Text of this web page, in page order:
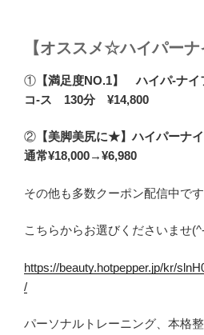
【オススメ☆ハイパーナ
① 【満足度NO.1】 ハイパ-ナ
コ-ス 130分 ¥14,800
② 【美脚美尻に★】ハイパー
通常¥18,000→¥6,980
その他も多数クーポン配信中で
こちらからお選びくださいませ
https://beauty.hotpepper.jp/kr/
/
パーソナルトレーニング、本格